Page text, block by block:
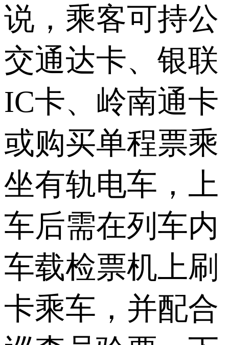
说，乘客可持公
交通达卡、银联
IC卡、岭南通卡
或购买单程票乘
坐有轨电车，上
车后需在列车内
车载检票机上刷
卡乘车，并配合